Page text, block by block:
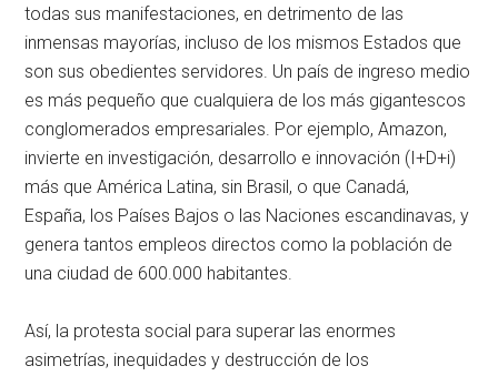
todas sus manifestaciones, en detrimento de las
inmensas mayorías, incluso de los mismos Estados que
son sus obedientes servidores. Un país de ingreso medio
es más pequeño que cualquiera de los más gigantescos
conglomerados empresariales. Por ejemplo, Amazon,
invierte en investigación, desarrollo e innovación (I+D+i)
más que América Latina, sin Brasil, o que Canadá,
España, los Países Bajos o las Naciones escandinavas, y
genera tantos empleos directos como la población de
una ciudad de 600.000 habitantes.
Así, la protesta social para superar las enormes
asimetrías, inequidades y destrucción de los